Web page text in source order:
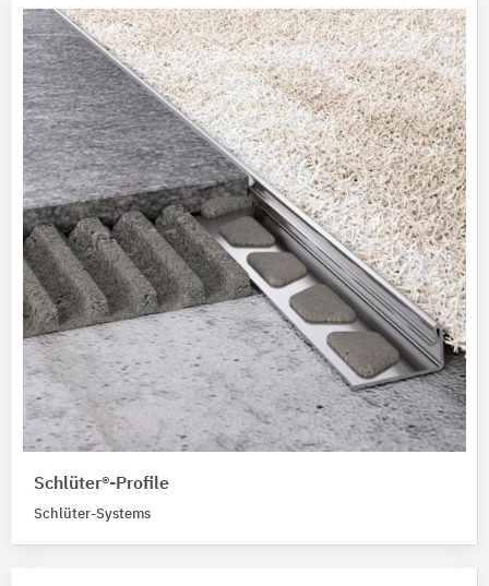
Schlüter®-Profile
Schlüter-Systems